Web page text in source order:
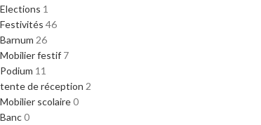
Elections 1
Festivités 46
Barnum 26
Mobilier festif 7
Podium 11
tente de réception 2
Mobilier scolaire0
Banc0